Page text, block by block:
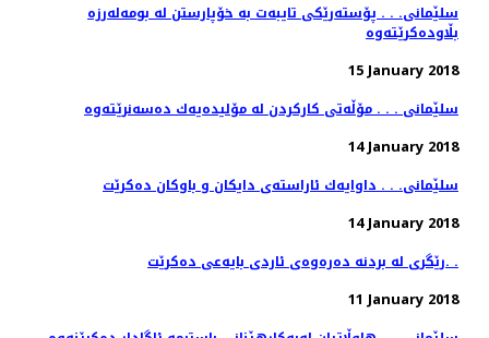
سلێمانی. . . پۆسته‌رێكی تایبه‌ت به‌ خۆپارستن له‌ بومه‌له‌رزه‌
15 January 2018
سلێمانی . . . مۆڵەتی كاركردن لە مۆلیدەیەك دەسەنرێتەوە
14 January 2018
سلێمانی. . . داوایه‌ك ئاراسته‌ی دایكان و باوكان ده‌كرێت
14 January 2018
رێگری له‌ بردنه‌ ده‌ره‌وه‌ی ئاردی بایه‌عی ده‌كرێت. .
11 January 2018